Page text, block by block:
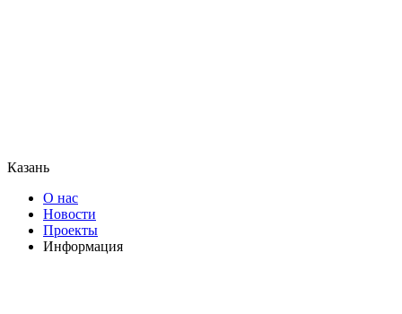
Казань
О нас
Новости
Проекты
Информация